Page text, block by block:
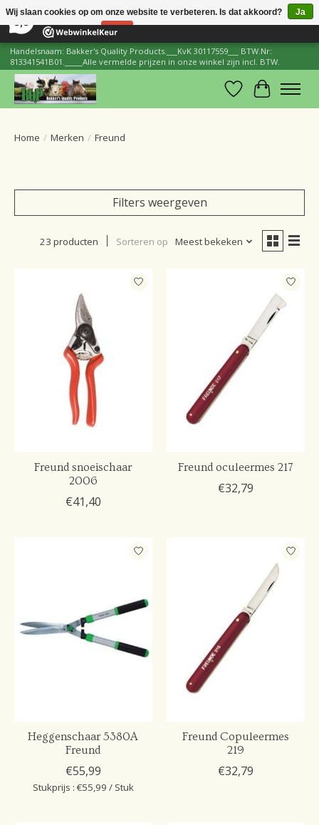
206 Reviews ×
Handelsnaam: Bakker's Quality Products.___KvK 30117559___ BTW.Nr:
813341541B01._____Alle vermelde prijzen in onze winkel zijn incl. BTW.
Verlanglijst
Home / Merken / Freund
Filters weergeven
23 producten Sorteren op Meest bekeken
Freund snoeischaar
2006
€41,40
Freund oculeermes 217
€32,79
Heggenschaar 5380A
Freund
€55,99
Stukprijs : €55,99 / Stuk
Freund Copuleermes
219
€32,79
Wij slaan cookies op om onze website te verbeteren. Is dat akkoord?
Ja
Nee